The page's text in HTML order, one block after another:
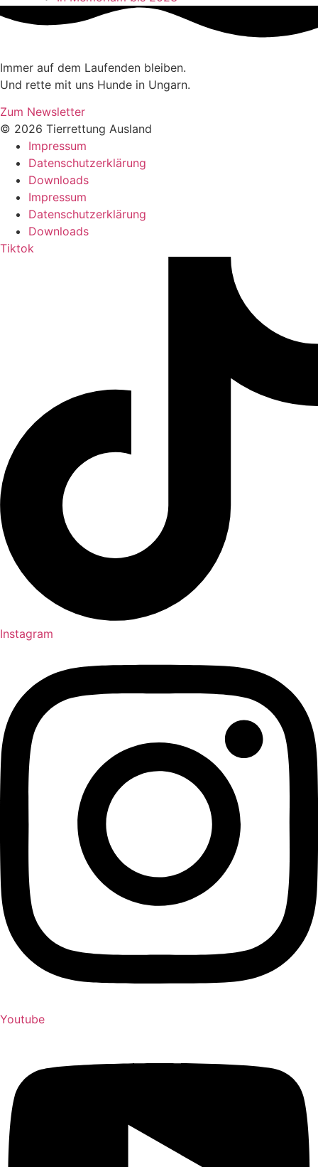
Immer auf dem Laufenden bleiben.
Und rette mit uns Hunde in Ungarn.
Zum Newsletter
© 2026 Tierrettung Ausland
Impressum
Datenschutzerklärung
Downloads
Impressum
Datenschutzerklärung
Downloads
Tiktok
Instagram
Youtube